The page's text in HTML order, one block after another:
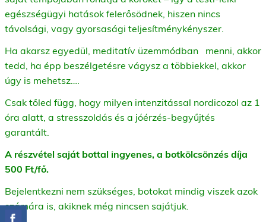
egészségügyi hatások felerősödnek, hiszen nincs
távolsági, vagy gyorsasági teljesítménykényszer.
Ha akarsz egyedül, meditatív üzemmódban menni, akkor
tedd, ha épp beszélgetésre vágysz a többiekkel, akkor
úgy is mehetsz….
Csak tőled függ, hogy milyen intenzitással nordicozol az 1
óra alatt, a stresszoldás és a jóérzés-begyűjtés
garantált.
A részvétel saját bottal ingyenes, a botkölcsönzés díja
500 Ft/fő.
Bejelentkezni nem szükséges, botokat mindig viszek azok
számára is, akiknek még nincsen sajátjuk.